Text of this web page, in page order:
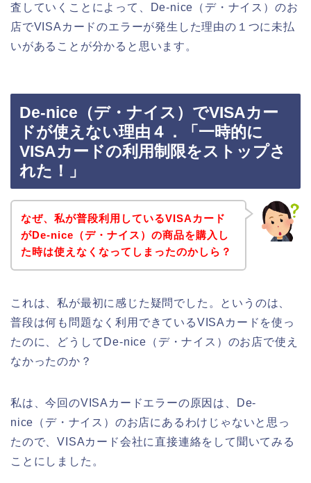
査していくことによって、De-nice（デ・ナイス）のお
店でVISAカードのエラーが発生した理由の１つに未払
いがあることが分かると思います。
De-nice（デ・ナイス）でVISAカー
ドが使えない理由４．「一時的に
VISAカードの利用制限をストップさ
れた！」
なぜ、私が普段利用しているVISAカード
がDe-nice（デ・ナイス）の商品を購入し
た時は使えなくなってしまったのかしら？
これは、私が最初に感じた疑問でした。というのは、
普段は何も問題なく利用できているVISAカードを使っ
たのに、どうしてDe-nice（デ・ナイス）のお店で使え
なかったのか？
私は、今回のVISAカードエラーの原因は、De-
nice（デ・ナイス）のお店にあるわけじゃないと思っ
たので、VISAカード会社に直接連絡をして聞いてみる
ことにしました。